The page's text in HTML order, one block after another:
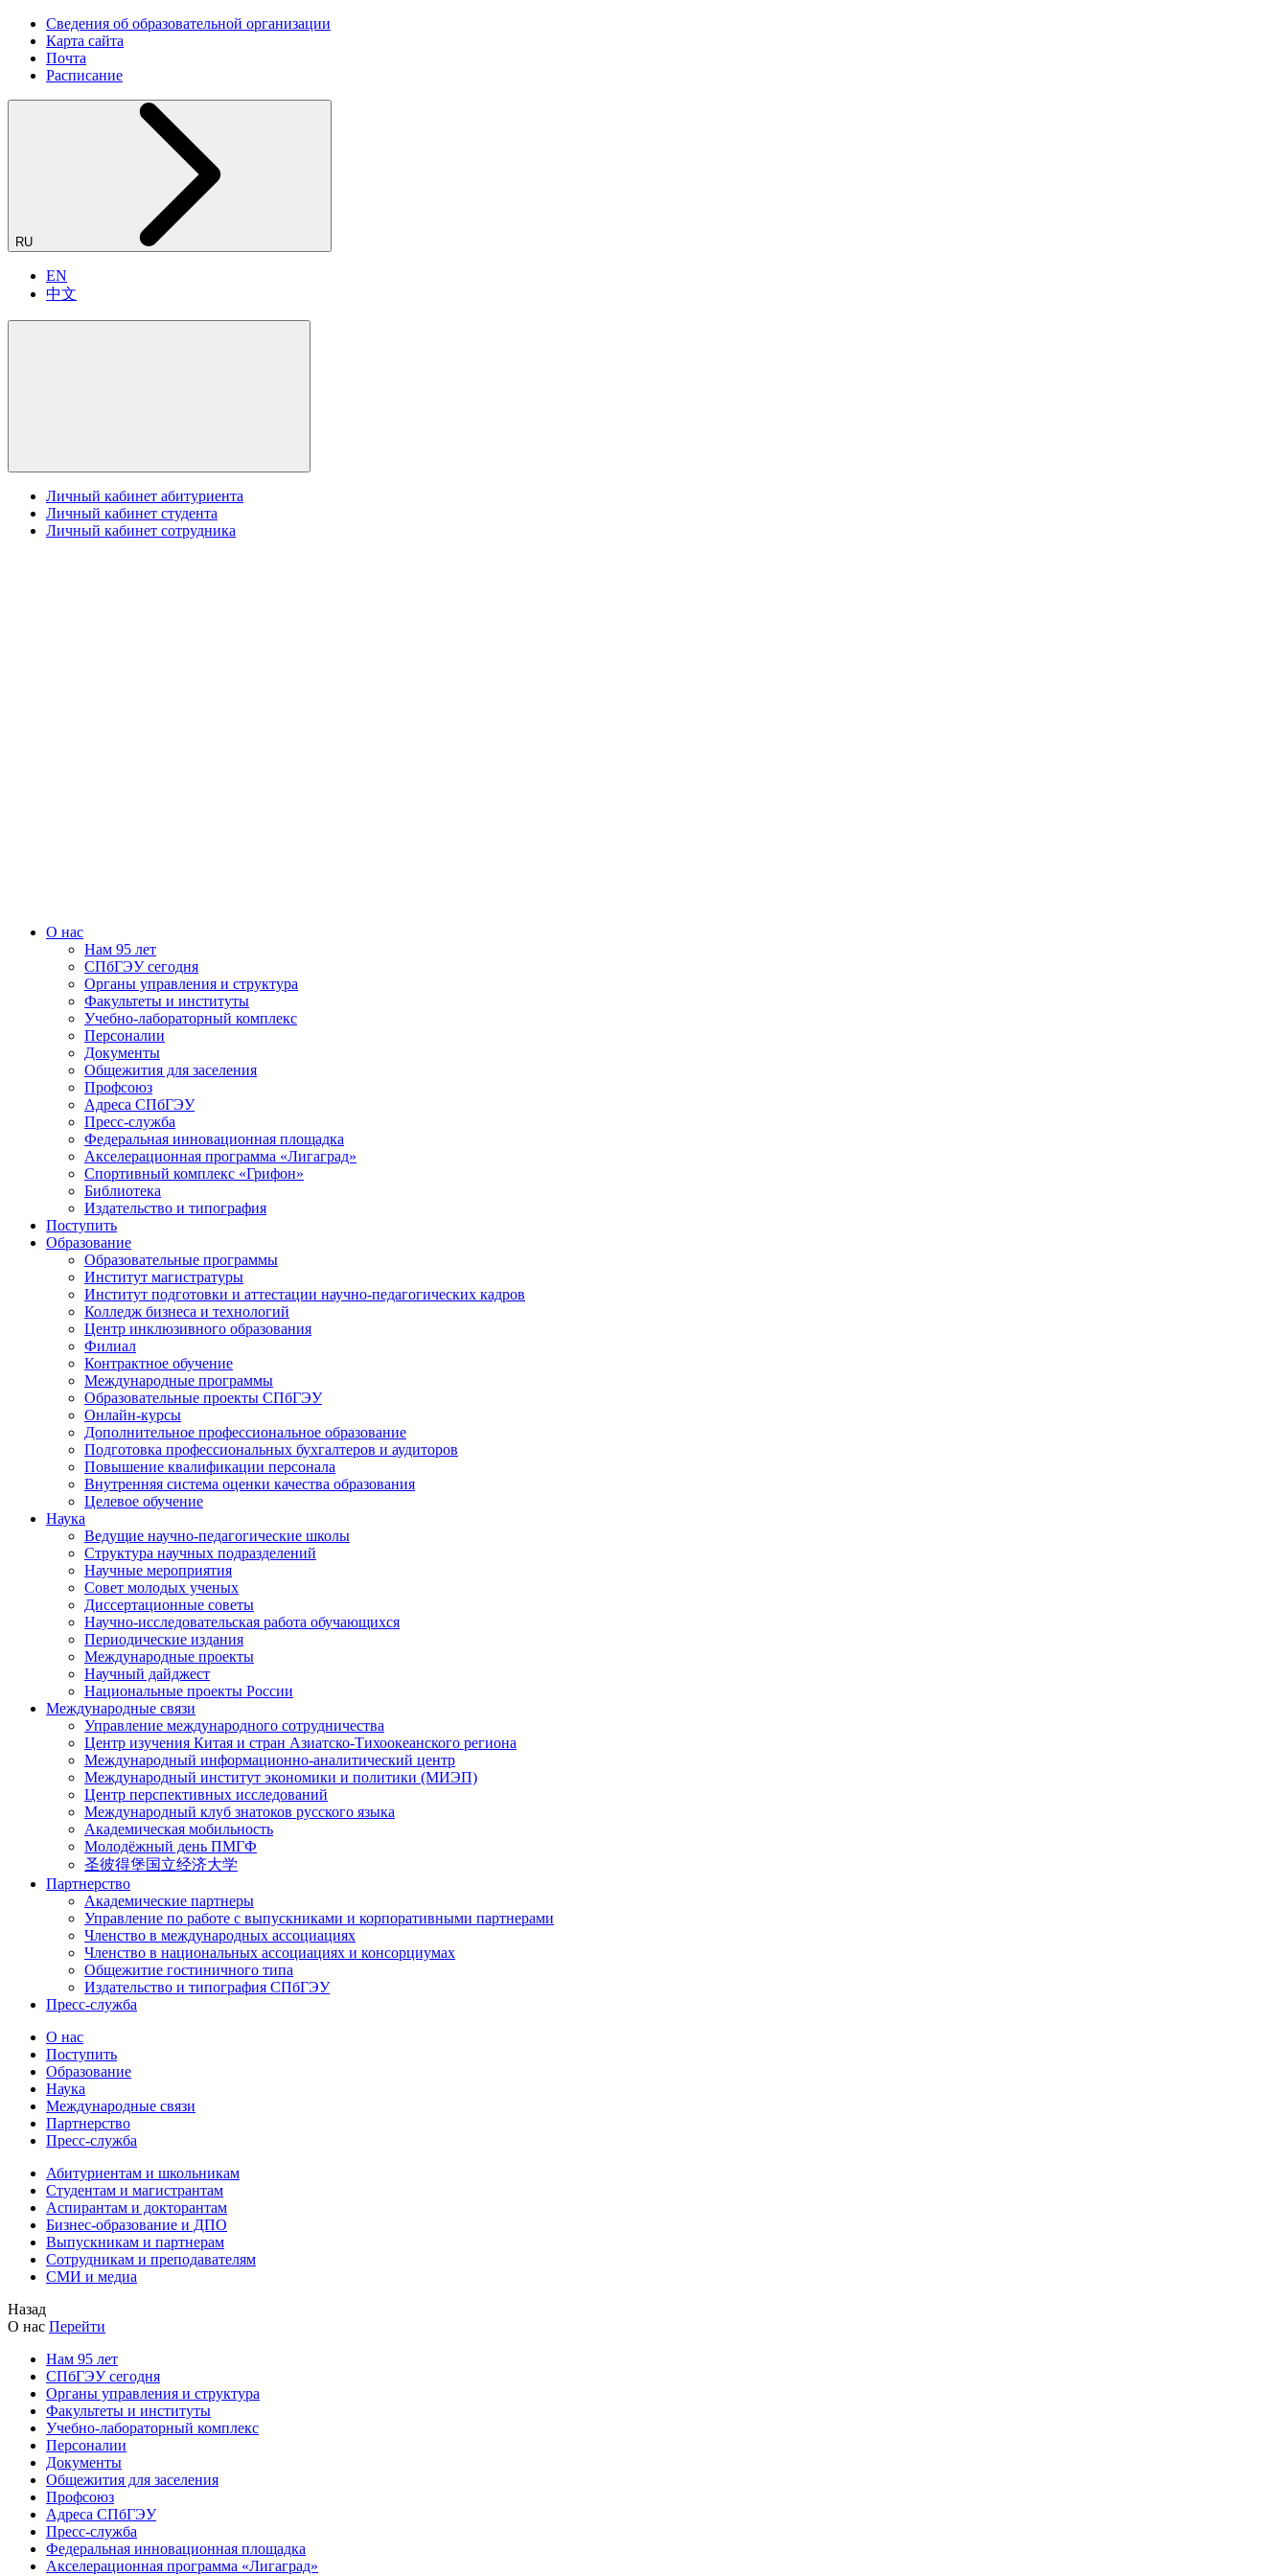
Сведения об образовательной организации
Карта сайта
Почта
Расписание
RU
EN
中文
Личный кабинет абитуриента
Личный кабинет студента
Личный кабинет сотрудника
О нас
Нам 95 лет
СПбГЭУ сегодня
Органы управления и структура
Факультеты и институты
Учебно-лабораторный комплекс
Персоналии
Документы
Общежития для заселения
Профсоюз
Адреса СПбГЭУ
Пресс-служба
Федеральная инновационная площадка
Акселерационная программа «Лигаград»­­
Спортивный комплекс «Грифон»
Библиотека
Издательство и типография
Поступить
Образование
Образовательные программы
Институт магистратуры
Институт подготовки и аттестации научно-педагогических кадров
Колледж бизнеса и технологий
Центр инклюзивного образования
Филиал
Контрактное обучение
Международные программы
Образовательные проекты СПбГЭУ
Онлайн-курсы
Дополнительное профессиональное образование
Подготовка профессиональных бухгалтеров и аудиторов
Повышение квалификации персонала
Внутренняя система оценки качества образования
Целевое обучение
Наука
Ведущие научно-педагогические школы
Структура научных подразделений
Научные мероприятия
Совет молодых ученых
Диссертационные советы
Научно-исследовательская работа обучающихся
Периодические издания
Международные проекты
Научный дайджест
Национальные проекты России
Международные связи
Управление международного сотрудничества
Центр изучения Китая и стран Азиатско-Тихоокеанского региона
Международный информационно-аналитический центр
Международный институт экономики и политики (МИЭП)
Центр перспективных исследований
Международный клуб знатоков русского языка
Академическая мобильность
Молодёжный день ПМГФ
圣彼得堡国立经济大学
Партнерство
Академические партнеры
Управление по работе с выпускниками и корпоративными партнерами
Членство в международных ассоциациях
Членство в национальных ассоциациях и консорциумах
Общежитие гостиничного типа
Издательство и типография СПбГЭУ
Пресс-служба
О нас
Поступить
Образование
Наука
Международные связи
Партнерство
Пресс-служба
Абитуриентам и школьникам
Студентам и магистрантам
Аспирантам и докторантам
Бизнес-образование и ДПО
Выпускникам и партнерам
Сотрудникам и преподавателям
СМИ и медиа
Назад
О нас Перейти
Нам 95 лет
СПбГЭУ сегодня
Органы управления и структура
Факультеты и институты
Учебно-лабораторный комплекс
Персоналии
Документы
Общежития для заселения
Профсоюз
Адреса СПбГЭУ
Пресс-служба
Федеральная инновационная площадка
Акселерационная программа «Лигаград»­­